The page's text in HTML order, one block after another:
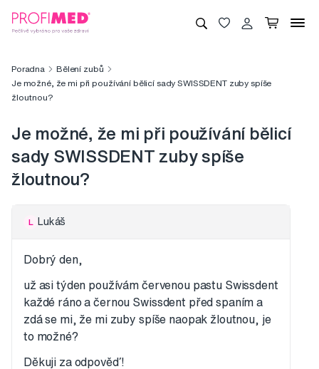
Poradna
Bělení zubů
Je možné, že mi při používání bělicí sady SWISSDENT zuby spíše
žloutnou?
Je možné, že mi při používání bělicí
sady SWISSDENT zuby spíše
žloutnou?
L Lukáš
Dobrý den,
už asi týden používám červenou pastu Swissdent
každé ráno a černou Swissdent před spaním a
zdá se mi, že mi zuby spíše naopak žloutnou, je
to možné?
Děkuji za odpověď!